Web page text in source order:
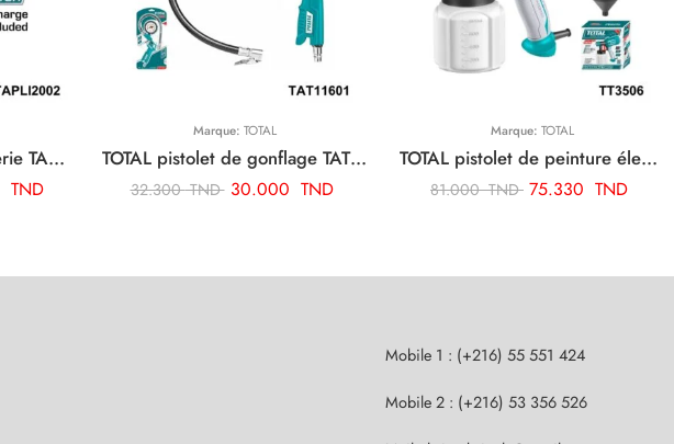
TOTAL polisseuse a batterie TAPLI2002
TND
Marque: TOTAL
TOTAL pistolet de gonflage TAT11601
32.300TND 30.000 TND
Marque: TOTAL
TOTAL pistolet de peinture électrique 450w TT3506
81.000TND 75.330 TND
Mobile 1 : (+216) 55 551 424
Mobile 2 : (+216) 53 356 526